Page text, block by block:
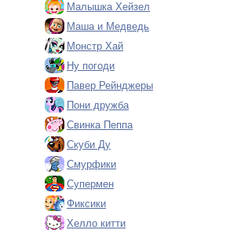
Малышка Хейзел
Маша и Медведь
Монстр Хай
Ну погоди
Павер Рейнджеры
Пони дружба
Свинка Пеппа
Скуби Ду
Смурфики
Супермен
Фиксики
Хелло китти